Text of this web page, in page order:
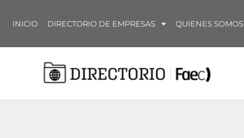
INICIO DIRECTORIO DE EMPRESAS QUIENES SOMOS